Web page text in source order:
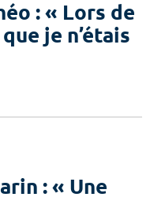
: « Lors de
je n’étais
: « Une